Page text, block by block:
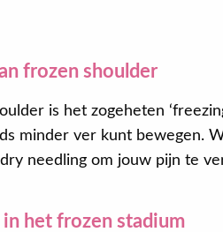
frozen shoulder
is het zogeheten
minder ver kunt bewegen.
needling om jouw pijn te
het frozen stadium